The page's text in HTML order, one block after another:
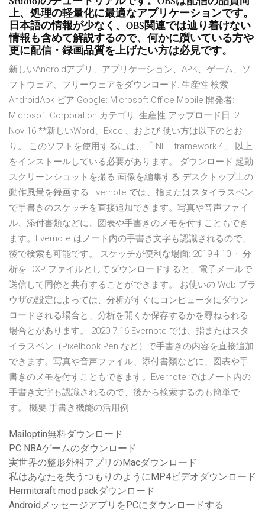
上、処理の軽量化に最適なアプリケーションです。
日本語の情報が少なく、OBS関連では辿り着けない
情報も含めて解説するので、何かに躓いている方や
更に配信・録画品質を上げたい方は必見です。
新しいAndroidアプリ、アプリケーション、APK、ゲーム、ソ
フトウェア、フリーウェアをダウンロード: 生産性 検索
AndroidApk ビア Google: Microsoft Office Mobile 開発者:
Microsoft Corporation カテゴリ: 生産性 アップロード日: 2
Nov 16 **新しいWord、Excel、および 使い方は以下のとお
り。 このソフトを使用するには、「.NET framework 4」 以上
をインストールしている必要があります。 ダウンロード 起動
スクリーンショットを撮る 画像を編集する デスクトップ上の
動作風景を録画する Evernote では、指またはスタイラスペン
で手書きのスケッチを直接追加できます。写真や音声ファイ
ル、添付書類などに、図表や手書きのメモを付すこともでき
ます。Evernote はノート内の手書き文字も認識されるので、
後で検索も可能です。 スケッチが便利な場面: 2019-4-10 · 分
析を DXP ファイルとしてダウンロードすると、電子メールで
送信して同僚と共有することができます。 お使いの Web ブラ
ウザの設定によっては、分析がすぐにコンピュータにダウン
ロードされる場合と、分析を開くか保存するかを尋ねられる
場合とがあります。 2020-7-16 Evernote では、指またはスタ
イラスペン（Pixelbook Pen など）で手書きの内容を直接追加
できます。写真や音声ファイル、添付書類などに、図表や手
書きのメモを付すこともできます。Evernote ではノート内の
手書き文字も認識されるので、後から検索するのも簡単で
す。 概要 手書き機能の活用例
Mailoptin無料ダウンロード
PC NBAゲームのダウンロード
実世界の整形外科アプリのMacダウンロード
私はあなたを失うつもりのようにMP4ビデオダウンロード
Hermitcraft mod packダウンロード
AndroidメッセージアプリをPCにダウンロードする